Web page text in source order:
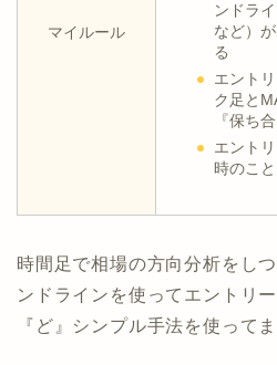
マイルール
ンドラ
など）
る
エント
ク足と
『保ち
エント
時のこ
時間足で相場の方向分析をし
ンドラインを使ってエントリ
『ど』シンプル手法を使ってま